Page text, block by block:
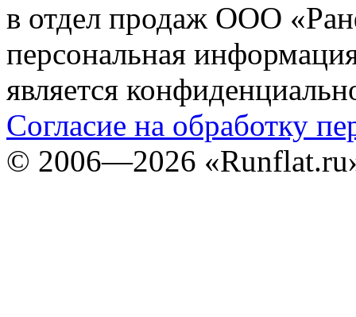
в отдел продаж ООО
персональная
является
Согласие на обработку
© 2006—2026